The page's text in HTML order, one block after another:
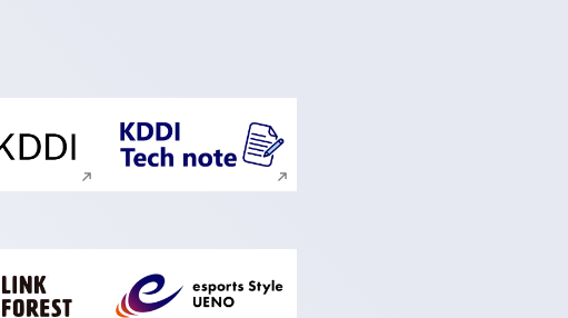
新規ウィンドウで開く 新規ウィンドウで開く
新規ウィンドウで開く 新規ウィンドウで開く